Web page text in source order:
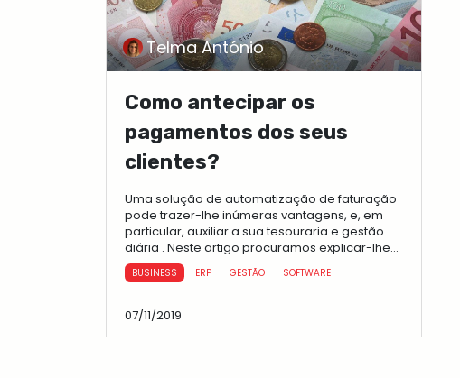
Telma António
Como antecipar os
pagamentos dos seus
clientes?
Uma solução de automatização de faturação
pode trazer-lhe inúmeras vantagens, e, em
particular, auxiliar a sua tesouraria e gestão
diária . Neste artigo procuramos explicar-lhe
de forma clara quais sã...
BUSINESS ERP GESTÃO SOFTWARE
07/11/2019